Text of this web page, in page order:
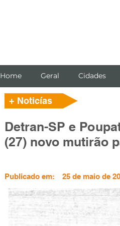
Home Geral Cidades
+ Noticías
Detran-SP e
(27) novo mutirão
Publicado em: 25 de maio de